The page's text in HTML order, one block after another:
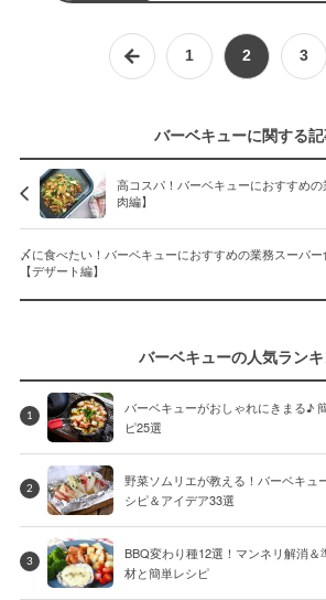
1 2 3
バーベキューに関する
高コスパ！バーベキューにおすすめ
肉編】
〆に食べたい！バーベキューにおすすめの業務スーパー
【デザート編】
バーベキューの人気ラン
1
バーベキューがおしゃれにきまる♪
ピ25選
2
野菜ソムリエが教える！バーベキュ
シピ＆アイデア33選
3
BBQ変わり種12選！マンネリ解消
材と簡単レシピ